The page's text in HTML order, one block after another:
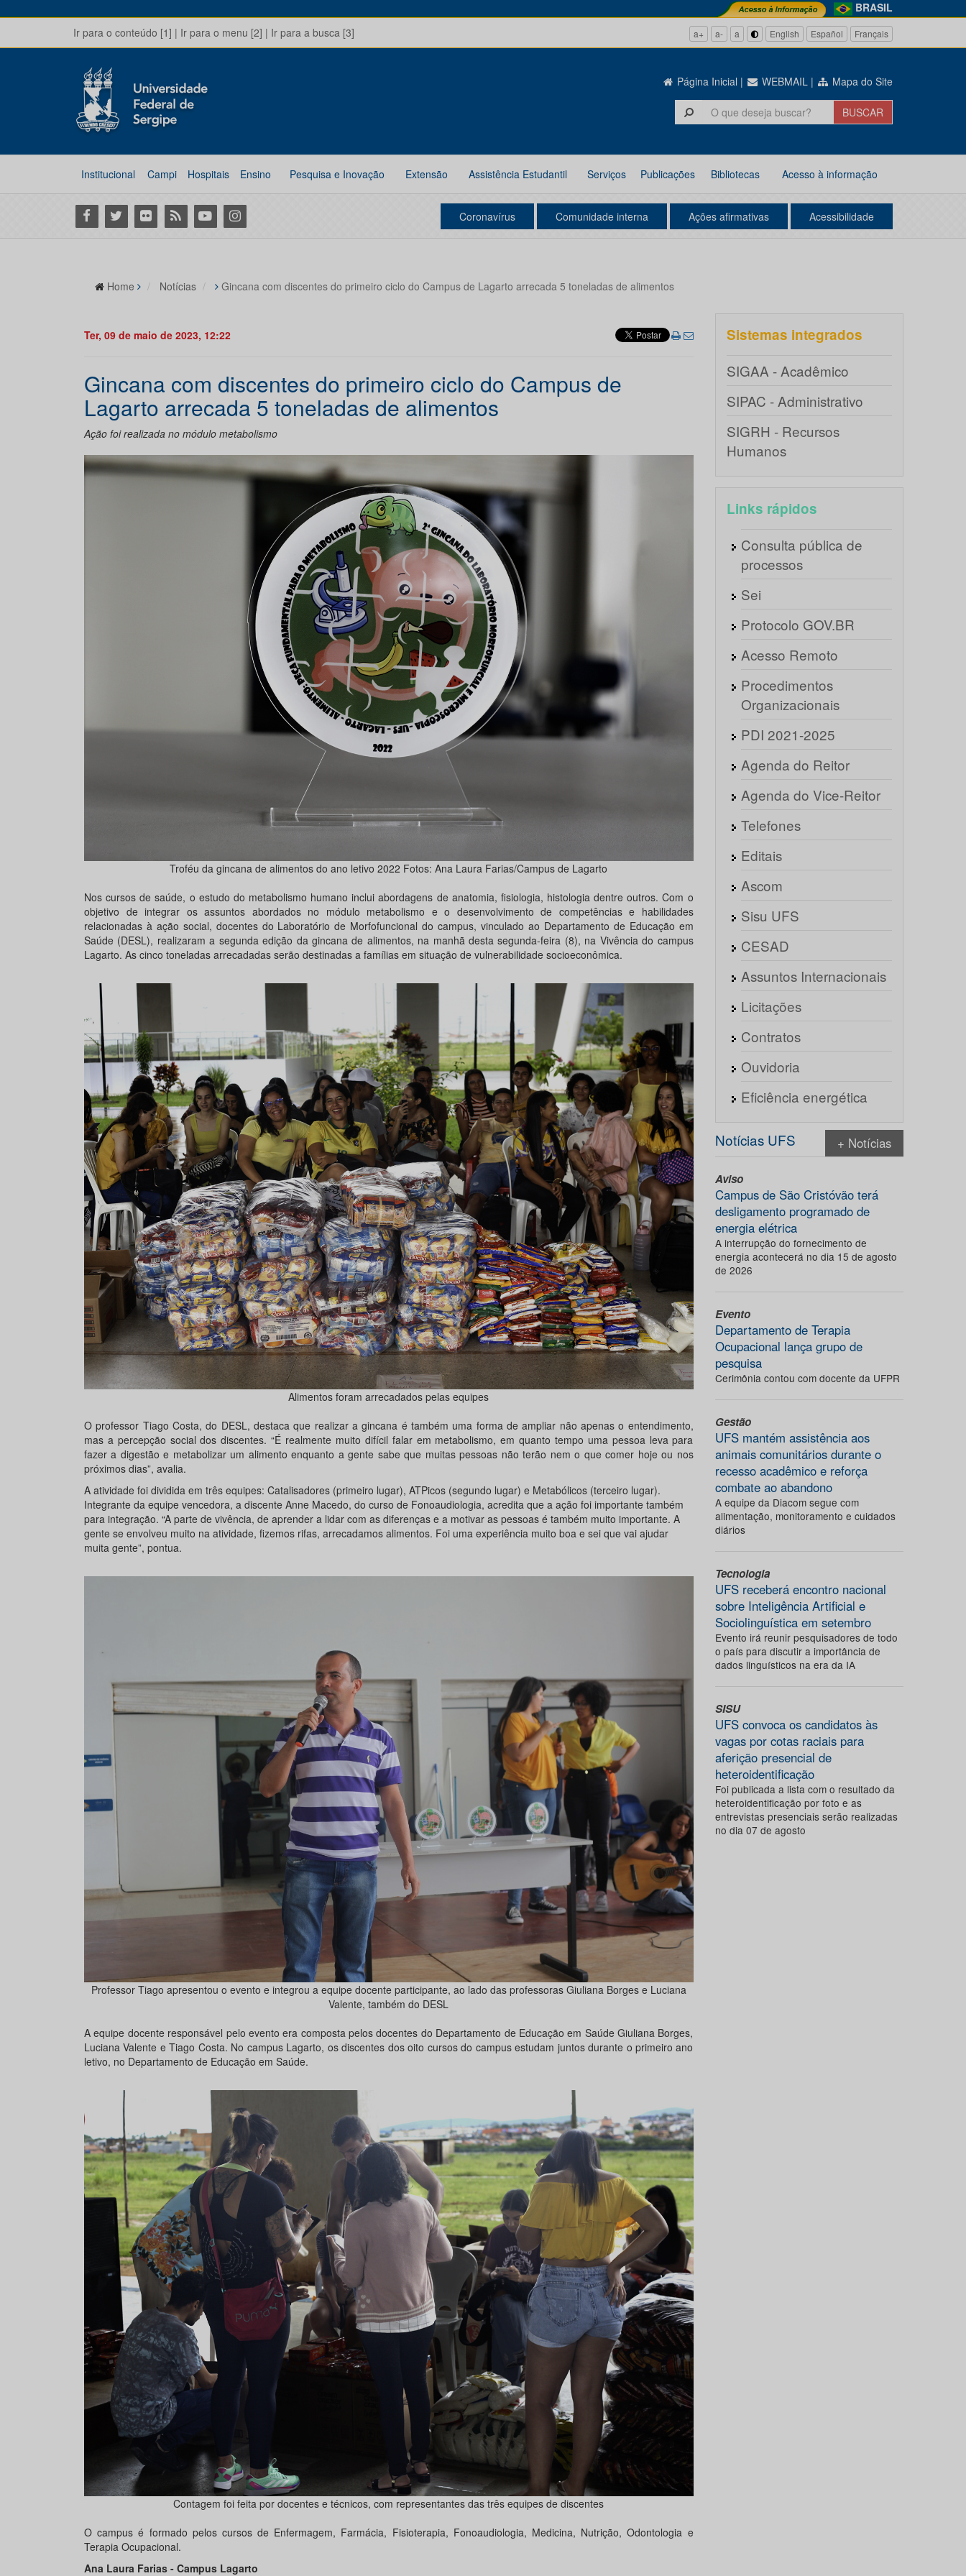
BRASIL
Ir para o conteúdo [1] | Ir para o menu [2] | Ir para a busca [3] a+ a- a English Español Français
Página Inicial | WEBMAIL | Mapa do Site
Institucional Campi Hospitais Ensino Pesquisa e Inovação Extensão Assistência Estudantil Serviços Publicações Bibliotecas Acesso à informação
Facebook
Twitter Flickr RSS YoutubeInstagram Coronavírus Comunidade interna Ações afirmativas Acessibilidade
Home Notícias Gincana com discentes do primeiro ciclo do Campus de Lagarto arrecada 5 toneladas de alimentos
Ter, 09 de maio de 2023, 12:22
Gincana com discentes do primeiro ciclo do Campus de
Lagarto arrecada 5 toneladas de alimentos
Ação foi realizada no módulo metabolismo
Troféu da gincana de alimentos do ano letivo 2022 Fotos: Ana Laura Farias/Campus de Lagarto
Nos cursos de saúde, o estudo do metabolismo humano inclui abordagens de anatomia, fisiologia, histologia dentre outros. Com o
objetivo de integrar os assuntos abordados no módulo metabolismo e o desenvolvimento de competências e habilidades
relacionadas à ação social, docentes do Laboratório de Morfofuncional do campus, vinculado ao Departamento de Educação em
Saúde (DESL), realizaram a segunda edição da gincana de alimentos, na manhã desta segunda-feira (8), na Vivência do campus
Lagarto. As cinco toneladas arrecadadas serão destinadas a famílias em situação de vulnerabilidade socioeconômica.
Alimentos foram arrecadados pelas equipes
O professor Tiago Costa, do DESL, destaca que realizar a gincana é também uma forma de ampliar não apenas o entendimento,
mas a percepção social dos discentes. “É realmente muito difícil falar em metabolismo, em quanto tempo uma pessoa leva para
fazer a digestão e metabolizar um alimento enquanto a gente sabe que muitas pessoas não terão nem o que comer hoje ou nos
próximos dias”, avalia.
A atividade foi dividida em três equipes: Catalisadores (primeiro lugar), ATPicos (segundo lugar) e Metabólicos (terceiro lugar).
Integrante da equipe vencedora, a discente Anne Macedo, do curso de Fonoaudiologia, acredita que a ação foi importante também
para integração. “A parte de vivência, de aprender a lidar com as diferenças e a motivar as pessoas é também muito importante. A
gente se envolveu muito na atividade, fizemos rifas, arrecadamos alimentos. Foi uma experiência muito boa e sei que vai ajudar
muita gente”, pontua.
Professor Tiago apresentou o evento e integrou a equipe docente participante, ao lado das professoras Giuliana Borges e Luciana
Valente, também do DESL
A equipe docente responsável pelo evento era composta pelos docentes do Departamento de Educação em Saúde Giuliana Borges,
Luciana Valente e Tiago Costa. No campus Lagarto, os discentes dos oito cursos do campus estudam juntos durante o primeiro ano
letivo, no Departamento de Educação em Saúde.
Contagem foi feita por docentes e técnicos, com representantes das três equipes de discentes
O campus é formado pelos cursos de Enfermagem, Farmácia, Fisioterapia, Fonoaudiologia, Medicina, Nutrição, Odontologia e
Terapia Ocupacional.
Ana Laura Farias - Campus Lagarto
Sistemas integrados
SIGAA - Acadêmico
SIPAC - Administrativo
SIGRH - Recursos
Humanos
Links rápidos
Consulta pública de
processos
Sei
Protocolo GOV.BR
Acesso Remoto
Procedimentos
Organizacionais
PDI 2021-2025
Agenda do Reitor
Agenda do Vice-Reitor
Telefones
Editais
Ascom
Sisu UFS
CESAD
Assuntos Internacionais
Licitações
Contratos
Ouvidoria
Eficiência energética
Notícias UFS + Notícias
Aviso
Campus de São Cristóvão terá
desligamento programado de
energia elétrica
A interrupção do fornecimento de
energia acontecerá no dia 15 de agosto
de 2026
Evento
Departamento de Terapia
Ocupacional lança grupo de
pesquisa
Cerimônia contou com docente da UFPR
Gestão
UFS mantém assistência aos
animais comunitários durante o
recesso acadêmico e reforça
combate ao abandono
A equipe da Diacom segue com
alimentação, monitoramento e cuidados
diários
Tecnologia
UFS receberá encontro nacional
sobre Inteligência Artificial e
Sociolinguística em setembro
Evento irá reunir pesquisadores de todo
o país para discutir a importância de
dados linguísticos na era da IA
SISU
UFS convoca os candidatos às
vagas por cotas raciais para
aferição presencial de
heteroidentificação
Foi publicada a lista com o resultado da
heteroidentificação por foto e as
entrevistas presenciais serão realizadas
no dia 07 de agosto